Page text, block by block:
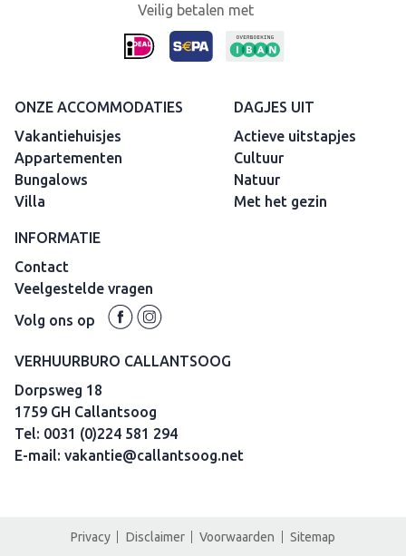
Veilig betalen met
ONZE ACCOMMODATIES
Vakantiehuisjes
Appartementen
Bungalows
Villa
DAGJES UIT
Actieve uitstapjes
Cultuur
Natuur
Met het gezin
INFORMATIE
Contact
Veelgestelde vragen
Volg ons op
VERHUURBURO CALLANTSOOG
Dorpsweg 18
1759 GH Callantsoog
Tel: 0031 (0)224 581 294
E-mail: vakantie@callantsoog.net
Privacy Disclaimer Voorwaarden Sitemap